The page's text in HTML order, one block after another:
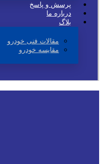
پرسش و پاسخ
درباره ما
بلاگ
مقالات فنی خودرو
مقایسه خودرو